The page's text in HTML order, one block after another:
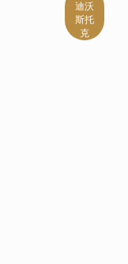
迪沃
斯托
克